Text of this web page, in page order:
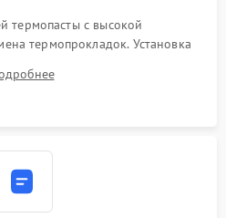
термопасты с высокой
термопрокладок. Установка
накопителей. Предварительная